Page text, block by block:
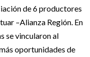
de 6 productores
–Alianza Región. En
se vincularon al
oportunidades de